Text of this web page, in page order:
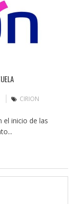
CIRION
el inicio de las